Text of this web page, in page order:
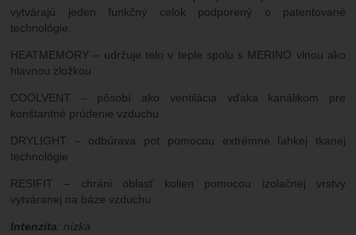
vytvárajú jeden funkčný celok podporený o patentované
technológie:
HEATMEMORY – udržuje telo v teple spolu s MERINO vlnou ako
hlavnou zložkou
COOLVENT – pôsobí ako ventilácia vďaka kanálikom pre
konštantné prúdenie vzduchu
DRYLIGHT – odbúrava pot pomocou extrémne ľahkej tkanej
technológie
RESIFIT – chráni oblasť kolien pomocou izolačnej vrstvy
vytváranej na báze vzduchu
Intenzita: nízka